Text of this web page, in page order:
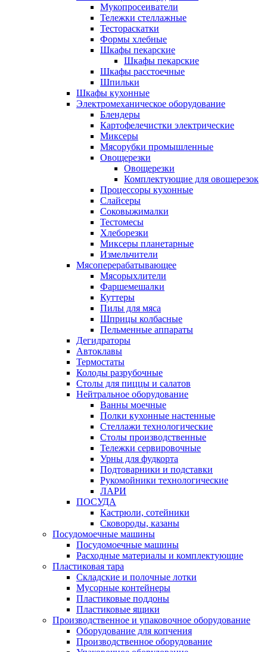
Мукопросеиватели
Тележки стеллажные
Тестораскатки
Формы хлебные
Шкафы пекарские
Шкафы пекарские
Шкафы расстоечные
Шпильки
Шкафы кухонные
Электромеханическое оборудование
Блендеры
Картофелечистки электрические
Миксеры
Мясорубки промышленные
Овощерезки
Овощерезки
Комплектующие для овощерезок
Процессоры кухонные
Слайсеры
Соковыжималки
Тестомесы
Хлеборезки
Миксеры планетарные
Измельчители
Мясоперерабатывающее
Мясорыхлители
Фаршемешалки
Куттеры
Пилы для мяса
Шприцы колбасные
Пельменные аппараты
Дегидраторы
Автоклавы
Термостаты
Колоды разрубочные
Столы для пиццы и салатов
Нейтральное оборудование
Ванны моечные
Полки кухонные настенные
Стеллажи технологические
Столы производственные
Тележки сервировочные
Урны для фудкорта
Подтоварники и подставки
Рукомойники технологические
ЛАРИ
ПОСУДА
Кастрюли, сотейники
Сковороды, казаны
Посудомоечные машины
Посудомоечные машины
Расходные материалы и комплектующие
Пластиковая тара
Складские и полочные лотки
Мусорные контейнеры
Пластиковые поддоны
Пластиковые ящики
Производственное и упаковочное оборудование
Оборудование для копчения
Производственное оборудование